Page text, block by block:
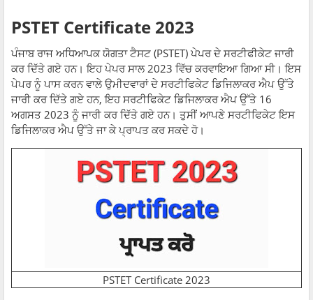
PSTET Certificate 2023
ਪੰਜਾਬ ਰਾਜ ਅਧਿਆਪਕ ਯੋਗਤਾ ਟੈਸਟ (PSTET) ਪੇਪਰ ਦੇ ਸਰਟੀਫੀਕੇਟ ਜਾਰੀ
ਕਰ ਦਿੱਤੇ ਗਏ ਹਨ। ਇਹ ਪੇਪਰ ਸਾਲ 2023 ਵਿੱਚ ਕਰਵਾਇਆ ਗਿਆ ਸੀ। ਇਸ
ਪੇਪਰ ਨੂੰ ਪਾਸ ਕਰਨ ਵਾਲੇ ਉਮੀਦਵਾਰਾਂ ਦੇ ਸਰਟੀਫਿਕੇਟ ਡਿਜਿਲਾਕਰ ਐਪ ਉੱਤੇ
ਜਾਰੀ ਕਰ ਦਿੱਤੇ ਗਏ ਹਨ, ਇਹ ਸਰਟੀਫਿਕੇਟ ਡਿਜਿਲਾਕਰ ਐਪ ਉੱਤੇ 16
ਅਗਸਤ 2023 ਨੂੰ ਜਾਰੀ ਕਰ ਦਿੱਤੇ ਗਏ ਹਨ। ਤੁਸੀਂ ਆਪਣੇ ਸਰਟੀਫਿਕੇਟ ਇਸ
ਡਿਜਿਲਾਕਰ ਐਪ ਉੱਤੇ ਜਾ ਕੇ ਪ੍ਰਾਪਤ ਕਰ ਸਕਦੇ ਹੋ।
PSTET Certificate 2023